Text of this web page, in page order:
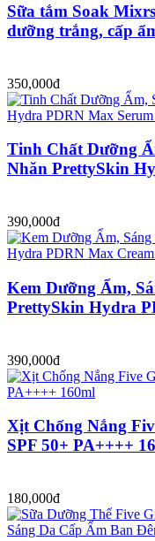
Sữa tắm Soak
dưỡng trắng, cấp
350,000đ
Tinh Chất Dưỡng
Nhăn PrettySkin
390,000đ
Kem Dưỡng Ẩm,
PrettySkin Hydra
390,000đ
Xịt Chống Nắng
SPF 50+ PA++++
180,000đ